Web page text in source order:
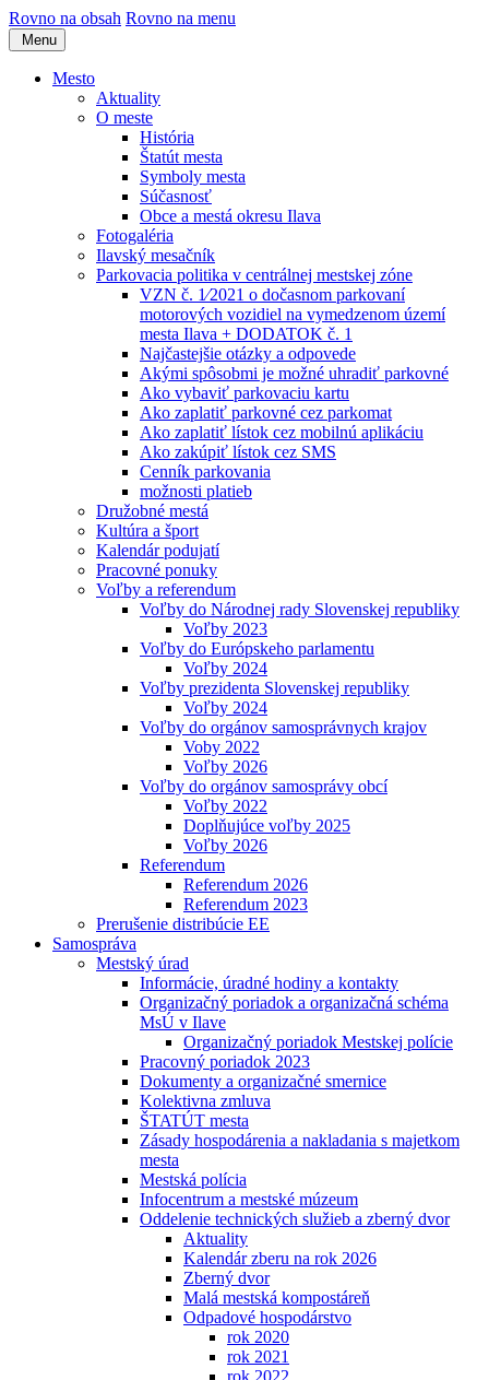
Rovno na obsah Rovno na menu
Menu
Mesto
Aktuality
O meste
História
Štatút mesta
Symboly mesta
Súčasnosť
Obce a mestá okresu Ilava
Fotogaléria
Ilavský mesačník
Parkovacia politika v centrálnej mestskej zóne
VZN č. 1⁄2021 o dočasnom parkovaní
motorových vozidiel na vymedzenom území
mesta Ilava + DODATOK č. 1
Najčastejšie otázky a odpovede
Akými spôsobmi je možné uhradiť parkovné
Ako vybaviť parkovaciu kartu
Ako zaplatiť parkovné cez parkomat
Ako zaplatiť lístok cez mobilnú aplikáciu
Ako zakúpiť lístok cez SMS
Cenník parkovania
možnosti platieb
Družobné mestá
Kultúra a šport
Kalendár podujatí
Pracovné ponuky
Voľby a referendum
Voľby do Národnej rady Slovenskej republiky
Voľby 2023
Voľby do Európskeho parlamentu
Voľby 2024
Voľby prezidenta Slovenskej republiky
Voľby 2024
Voľby do orgánov samosprávnych krajov
Voby 2022
Voľby 2026
Voľby do orgánov samosprávy obcí
Voľby 2022
Doplňujúce voľby 2025
Voľby 2026
Referendum
Referendum 2026
Referendum 2023
Prerušenie distribúcie EE
Samospráva
Mestský úrad
Informácie, úradné hodiny a kontakty
Organizačný poriadok a organizačná schéma
MsÚ v Ilave
Organizačný poriadok Mestskej polície
Pracovný poriadok 2023
Dokumenty a organizačné smernice
Kolektivna zmluva
ŠTATÚT mesta
Zásady hospodárenia a nakladania s majetkom
mesta
Mestská polícia
Infocentrum a mestské múzeum
Oddelenie technických služieb a zberný dvor
Aktuality
Kalendár zberu na rok 2026
Zberný dvor
Malá mestská kompostáreň
Odpadové hospodárstvo
rok 2020
rok 2021
rok 2022